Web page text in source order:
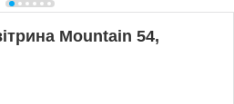
Mountain 54,